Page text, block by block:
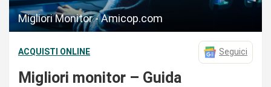
Migliori Monitor - Amicop.com
ACQUISTI ONLINE Seguici
Migliori monitor – Guida